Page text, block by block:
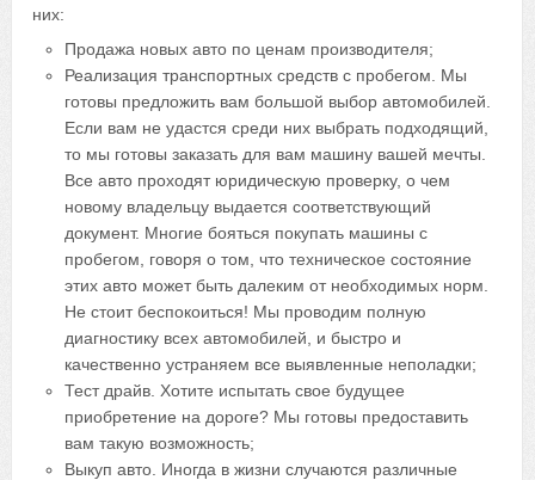
них:
Продажа новых авто по ценам производителя;
Реализация транспортных средств с пробегом. Мы
готовы предложить вам большой выбор автомобилей.
Если вам не удастся среди них выбрать подходящий,
то мы готовы заказать для вам машину вашей мечты.
Все авто проходят юридическую проверку, о чем
новому владельцу выдается соответствующий
документ. Многие бояться покупать машины с
пробегом, говоря о том, что техническое состояние
этих авто может быть далеким от необходимых норм.
Не стоит беспокоиться! Мы проводим полную
диагностику всех автомобилей, и быстро и
качественно устраняем все выявленные неполадки;
Тест драйв. Хотите испытать свое будущее
приобретение на дороге? Мы готовы предоставить
вам такую возможность;
Выкуп авто. Иногда в жизни случаются различные